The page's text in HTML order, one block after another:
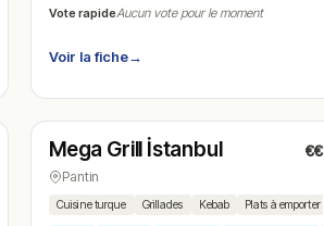
Vote rapideAucun vote pour le moment
Voir la fiche→
Crousti rice
N° 7
Ouvert(11:00 – 01:00)
Mega Grill İstanbul €€
Pantin
Cuisine turque Grillades Kebab Plats à emporter